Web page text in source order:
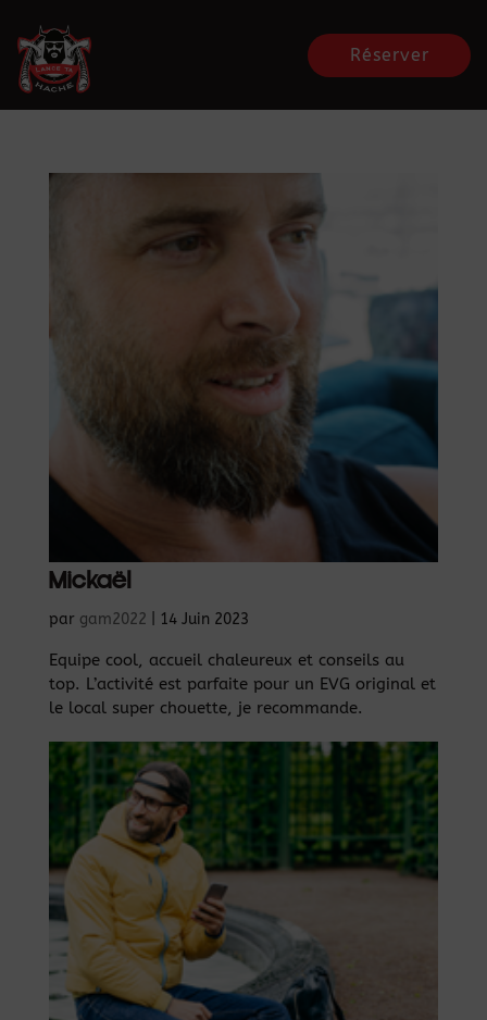
Réserver
Mickaël
par gam2022 14 Juin 2023
Equipe cool, accueil chaleureux et conseils au
top. L’activité est parfaite pour un EVG original et
le local super chouette, je recommande.